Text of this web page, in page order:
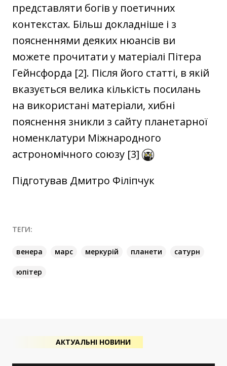
представляти богів у поетичних
контекстах. Більш докладніше і з
поясненнями деяких нюансів ви
можете прочитати у матеріалі Пітера
Гейнсфорда [2]. Після його статті, в якій
вказується велика кількість посилань
на використані матеріали, хибні
пояснення зникли з сайту планетарної
номенклатури Міжнародного
астрономічного союзу [3]
Підготував Дмитро Філіпчук
ТЕГИ:
венера марс меркурій планети сатурн
юпітер
АКТУАЛЬНІ НОВИНИ